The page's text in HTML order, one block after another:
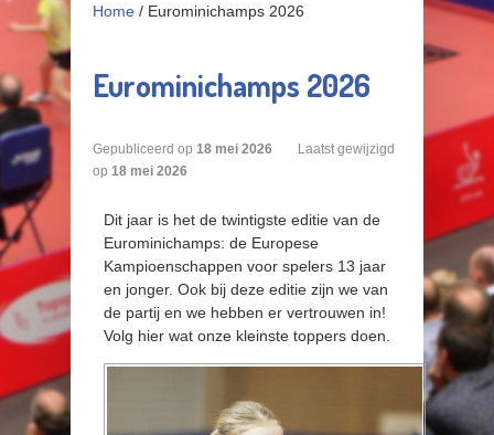
Home / Eurominichamps 2026
Eurominichamps 2026
Gepubliceerd op 18 mei 2026
Laatst gewijzigd
op 18 mei 2026
Dit jaar is het de twintigste editie van de
Eurominichamps: de Europese
Kampioenschappen voor spelers 13 jaar
en jonger. Ook bij deze editie zijn we van
de partij en we hebben er vertrouwen in!
Volg hier wat onze kleinste toppers doen.